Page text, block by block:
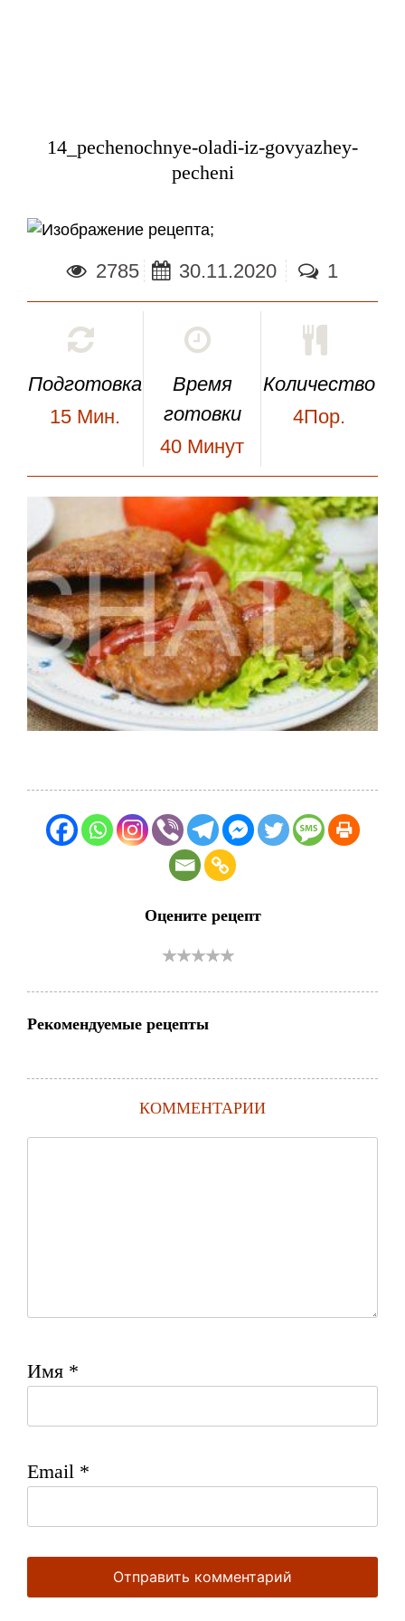
14_pechenochnye-oladi-iz-govyazhey-
pecheni
;
2785 30.11.2020 1
Подготовка
15 Мин.
Время
готовки
40 Минут
Количество
4Пор.
Оцените рецепт
Рекомендуемые рецепты
КОММЕНТАРИИ
Имя *
Email *